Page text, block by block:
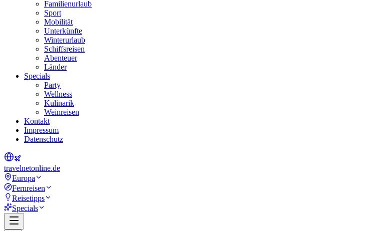
Familienurlaub
Sport
Mobilität
Unterkünfte
Winterurlaub
Schiffsreisen
Abenteuer
Länder
Specials
Party
Wellness
Kulinarik
Weinreisen
Kontakt
Impressum
Datenschutz
travelnetonline.de
Europa
Fernreisen
Reisetipps
Specials